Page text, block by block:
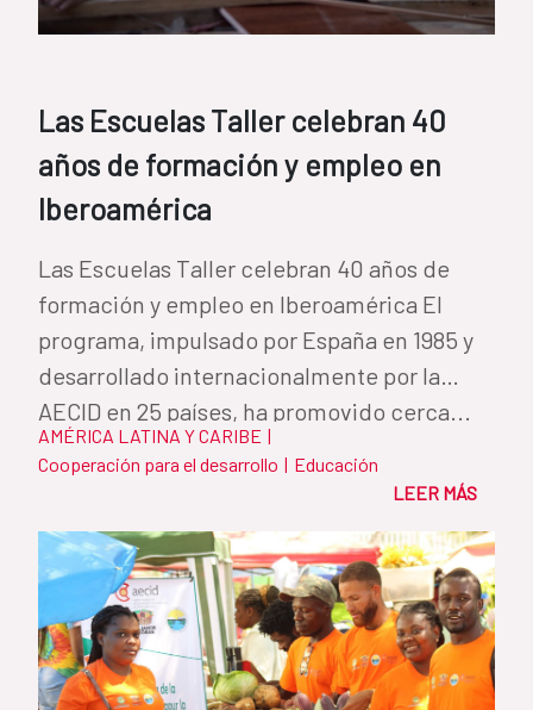
Las Escuelas Taller celebran 40
años de formación y empleo en
Iberoamérica
Las Escuelas Taller celebran 40 años de
formación y empleo en Iberoamérica El
programa, impulsado por España en 1985 y
desarrollado internacionalmente por la
AECID en 25 países, ha promovido cerca...
AMÉRICA LATINA Y CARIBE |
Cooperación para el desarrollo | Educación
LEER MÁS